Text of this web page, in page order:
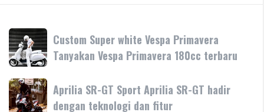
Custom
Super
white
Vespa
Primavera
Tanyakan
Custom Super white Vespa Primavera
Tanyakan Vespa Primavera 180cc terbaru
Aprilia
SR-
Aprilia SR-GT Sport Aprilia SR-GT hadir
dengan teknologi dan fitur